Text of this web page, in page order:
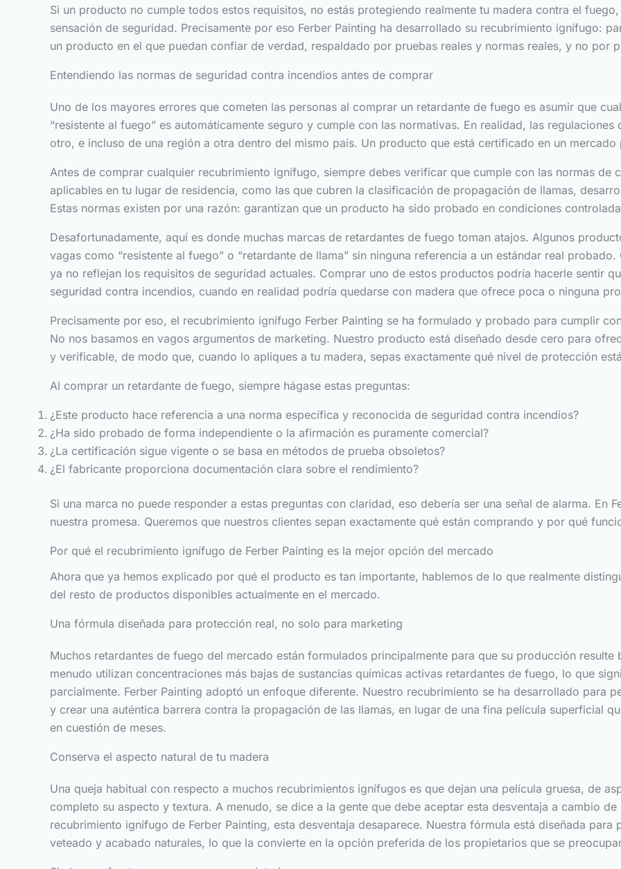
Si un producto no cumple todos estos requisitos, no estás protegiendo realmente tu madera contra el
sensación de seguridad. Precisamente por eso Ferber Painting ha desarrollado su recubrimiento ignífugo:
un producto en el que puedan confiar de verdad, respaldado por pruebas reales y normas reales, y no por
Entendiendo las normas de seguridad contra incendios antes de comprar
Uno de los mayores errores que cometen las personas al comprar un retardante de fuego es asumir que
“resistente al fuego” es automáticamente seguro y cumple con las normativas. En realidad, las
otro, e incluso de una región a otra dentro del mismo país. Un producto que está certificado en un
Antes de comprar cualquier recubrimiento ignífugo, siempre debes verificar que cumple con las normas de
aplicables en tu lugar de residencia, como las que cubren la clasificación de propagación de llamas,
Estas normas existen por una razón: garantizan que un producto ha sido probado en condiciones
Desafortunadamente, aquí es donde muchas marcas de retardantes de fuego toman atajos. Algunos
vagas como “resistente al fuego” o “retardante de llama” sin ninguna referencia a un estándar real
ya no reflejan los requisitos de seguridad actuales. Comprar uno de estos productos podría hacerle sentir
seguridad contra incendios, cuando en realidad podría quedarse con madera que ofrece poca o ninguna
Precisamente por eso, el recubrimiento ignífugo Ferber Painting se ha formulado y probado para cumplir
No nos basamos en vagos argumentos de marketing. Nuestro producto está diseñado desde cero para
y verificable, de modo que, cuando lo apliques a tu madera, sepas exactamente qué nivel de protección
Al comprar un retardante de fuego, siempre hágase estas preguntas:
¿Este producto hace referencia a una norma específica y reconocida de seguridad contra incendios?
¿Ha sido probado de forma independiente o la afirmación es puramente comercial?
¿La certificación sigue vigente o se basa en métodos de prueba obsoletos?
¿El fabricante proporciona documentación clara sobre el rendimiento?
Si una marca no puede responder a estas preguntas con claridad, eso debería ser una señal de alarma. En
nuestra promesa. Queremos que nuestros clientes sepan exactamente qué están comprando y por qué
Por qué el recubrimiento ignífugo de Ferber Painting es la mejor opción del mercado
Ahora que ya hemos explicado por qué el producto es tan importante, hablemos de lo que realmente
del resto de productos disponibles actualmente en el mercado.
Una fórmula diseñada para protección real, no solo para marketing
Muchos retardantes de fuego del mercado están formulados principalmente para que su producción
menudo utilizan concentraciones más bajas de sustancias químicas activas retardantes de fuego, lo que
parcialmente. Ferber Painting adoptó un enfoque diferente. Nuestro recubrimiento se ha desarrollado para
y crear una auténtica barrera contra la propagación de las llamas, en lugar de una fina película superficial
en cuestión de meses.
Conserva el aspecto natural de tu madera
Una queja habitual con respecto a muchos recubrimientos ignífugos es que dejan una película gruesa, de
completo su aspecto y textura. A menudo, se dice a la gente que debe aceptar esta desventaja a cambio
recubrimiento ignífugo de Ferber Painting, esta desventaja desaparece. Nuestra fórmula está diseñada
veteado y acabado naturales, lo que la convierte en la opción preferida de los propietarios que se